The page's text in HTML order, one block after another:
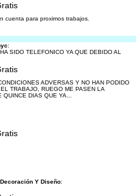
cuenta para proximos trabajos.
:
SIDO TELEFONICO YA QUE DEBIDO AL
ADVERSAS Y NO HAN PODIDO
TRABAJO, RUEGO ME PASEN LA
QUINCE DIAS QUE YA...
Y Diseño: